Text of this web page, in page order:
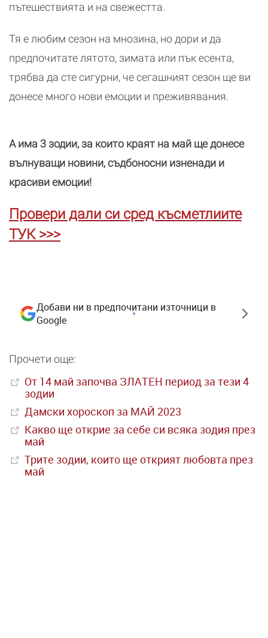
пътешествията и на свежестта.
Тя е любим сезон на мнозина, но дори и да
предпочитате лятото, зимата или пък есента,
трябва да сте сигурни, че сегашният сезон ще ви
донесе много нови емоции и преживявания.
А има 3 зодии, за които краят на май ще донесе
вълнуващи новини, съдбоносни изненади и
красиви емоции!
Провери дали си сред късметлиите
ТУК >>>
Добави ни в предпочитани източници в
Google
Прочети още:
От 14 май започва ЗЛАТЕН период за тези 4
зодии
Дамски хороскоп за МАЙ 2023
Какво ще открие за себе си всяка зодия през
май
Трите зодии, които ще открият любовта през
май